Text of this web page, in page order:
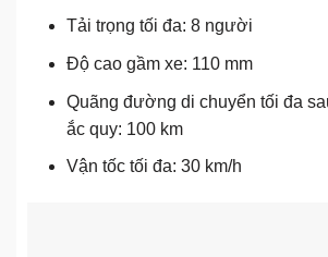
Tải trọng tối đa: 8 người
Độ cao gầm xe: 110 mm
Quãng đường di chuyển tối đa
ắc quy: 100 km
Vận tốc tối đa: 30 km/h